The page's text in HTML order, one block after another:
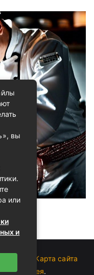
Карта сайта
от Андрея.
вы
или
и